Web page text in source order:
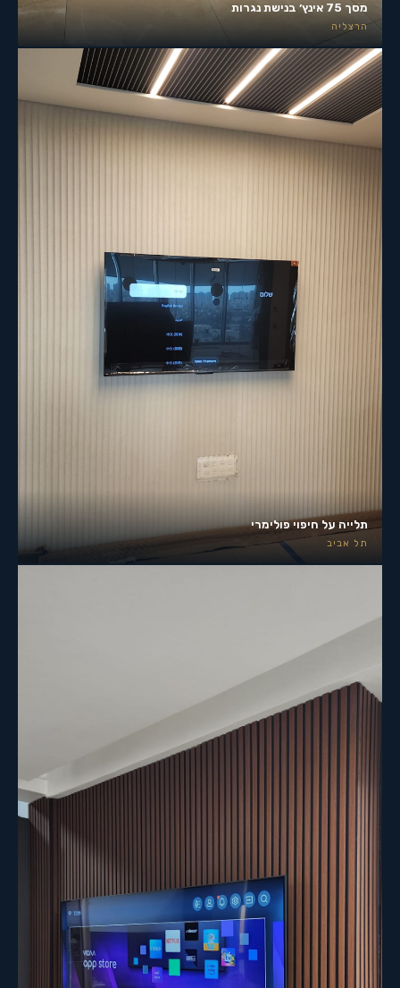
מסך 75 אינץ׳ בנישת נגרות
הרצליה
תלייה על חיפוי פולימרי
תל אביב